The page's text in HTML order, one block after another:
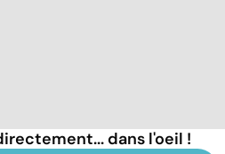
dans l'oeil !